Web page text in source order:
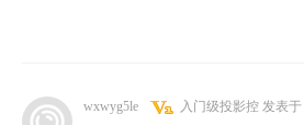
wxwyg5le 入门级投影控 发表于